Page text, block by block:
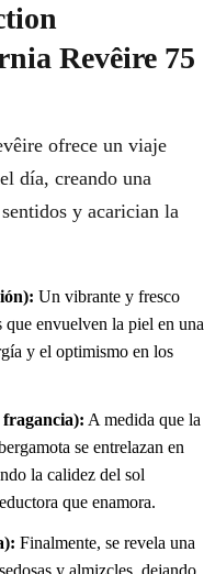
Revêire 75
ofrece un viaje
día, creando una
y acarician la
Un vibrante y fresco
envuelven la piel en una
y el optimismo en los
A medida que la
se entrelazan en
la calidez del sol
que enamora.
Finalmente, se revela una